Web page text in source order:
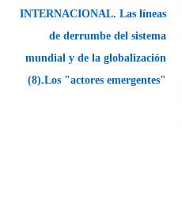
INTERNACIONAL. Las líneas
de derrumbe del sistema
mundial y de la globalización
(8).Los "actores emergentes"